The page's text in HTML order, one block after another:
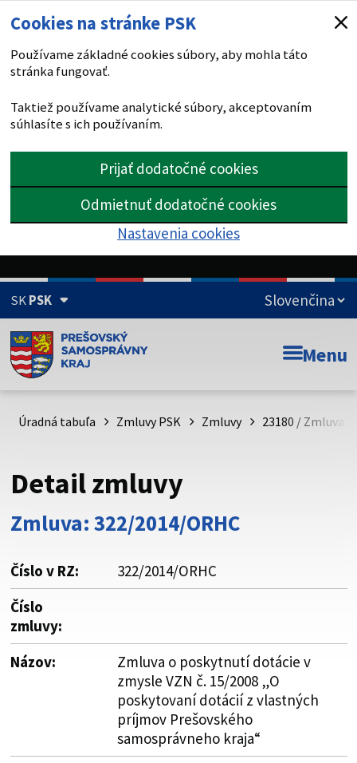
Cookies na stránke PSK
Používame základné cookies súbory, aby mohla táto
stránka fungovať.
Taktiež používame analytické súbory, akceptovaním
súhlasíte s ich používaním.
Prijať dodatočné cookies
Odmietnuť dodatočné cookies
Nastavenia cookies
SKPSK
Doména psk.sk je oficiálna
Toto je oficiálna webová stránka Prešovského
psk.sk.
Buďte pozorní a vždy sa uistite, že zdieľate informácie iba
cez zabezpečenú webovú stránku. Zabezpečená stránka
vždy začína https:// pred názvom domény webového sídla.
Menu
Úradná tabuľa Zmluvy PSK Zmluvy 23180 / Zmluva
Detail zmluvy
Zmluva: 322/2014/ORHC
Číslo v RZ:
322/2014/ORHC
Číslo
zmluvy:
Názov:
Zmluva o poskytnutí dotácie v
zmysle VZN č. 15/2008 „O
poskytovaní dotácií z vlastných
príjmov Prešovského
samosprávneho kraja“